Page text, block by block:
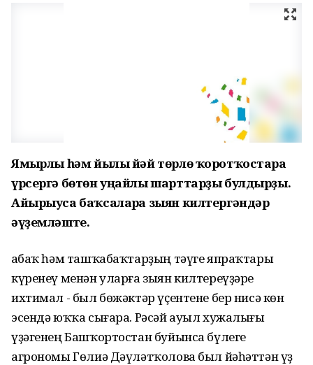
Ямғырлы һәм йылы йәй төрлө ҡоротҡостарға
үрсергә бөтөн уңайлы шарттарҙы булдырҙы.
Айырыуса баҡсаларға зыян килтергәндәр
әүҙемләште.
Ҡабаҡ һәм ташҡабаҡтарҙың тәүге япраҡтары
күренеү менән уларға зыян килтереүҙәре
ихтимал - был бөжәктәр үҫентене бер нисә көн
эсендә юҡҡа сығара. Рәсәй ауыл хужалығы
үҙәгенең Башҡортостан буйынса бүлеге
агрономы Гөлиә Дәүләтҡолова был йәһәттән үҙ